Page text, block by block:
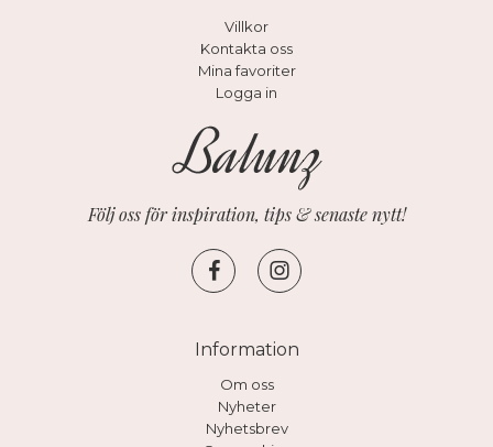
Villkor
Kontakta oss
Mina favoriter
Logga in
Följ oss för inspiration, tips & senaste nytt!
Information
Om oss
Nyheter
Nyhetsbrev